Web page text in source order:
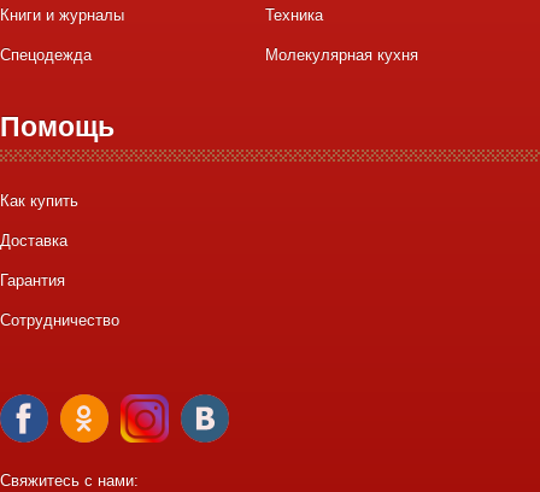
Книги и журналы Техника
Спецодежда Молекулярная кухня
Помощь
Как купить
Доставка
Гарантия
Сотрудничество
Свяжитесь с нами: